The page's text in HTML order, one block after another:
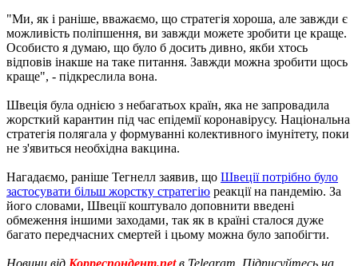
"Ми, як і раніше, вважаємо, що стратегія хороша, але завжди є
можливість поліпшення, ви завжди можете зробити це краще.
Особисто я думаю, що було б досить дивно, якби хтось
відповів інакше на таке питання. Завжди можна зробити щось
краще", - підкреслила вона.
Швеція була однією з небагатьох країн, яка не запровадила
жорсткий карантин під час епідемії коронавірусу. Національна
стратегія полягала у формуванні колективного імунітету, поки
не з'явиться необхідна вакцина.
Нагадаємо, раніше Тегнелл заявив, що Швеції потрібно було
застосувати більш жорстку стратегію реакції на пандемію. За
його словами, Швеції коштувало доповнити введені
обмеження іншими заходами, так як в країні сталося дуже
багато передчасних смертей і цьому можна було запобігти.
Новини від Корреспондент.netв Telegram. Підписуйтесь на